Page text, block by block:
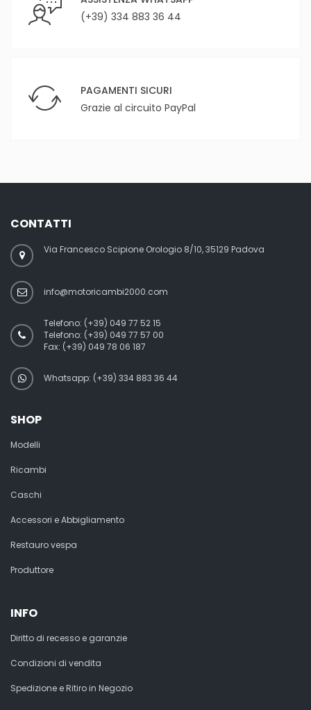
(+39) 334 883 36 44
PAGAMENTI SICURI
Grazie al circuito PayPal
CONTATTI
Via Francesco Scipione Orologio 8/10, 35129 Padova
info@motoricambi2000.com
Telefono: (+39) 049 77 52 15
Telefono: (+39) 049 77 57 00
Fax: (+39) 049 78 06 187
Whatsapp: (+39) 334 883 36 44
SHOP
Modelli
Ricambi
Caschi
Accessori e Abbigliamento
Restauro vespa
Produttore
INFO
Diritto di recesso e garanzie
Condizioni di vendita
Spedizione e Ritiro in Negozio